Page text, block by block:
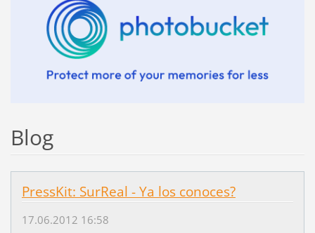
Blog
PressKit: SurReal - Ya los conoces?
17.06.2012 16:58